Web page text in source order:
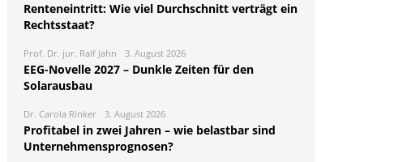
Renteneintritt: Wie viel Durchschnitt verträgt ein
Rechtsstaat?
Prof. Dr. jur. Ralf Jahn 3. August 2026
EEG-Novelle 2027 – Dunkle Zeiten für den
Solarausbau
Dr. Carola Rinker 3. August 2026
Profitabel in zwei Jahren – wie belastbar sind
Unternehmensprognosen?